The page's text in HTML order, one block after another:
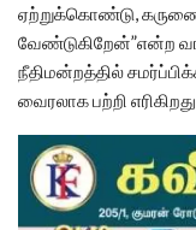
ஏற்றுக்கொண்டு,
வேண்டுகிறேன்”என்ற
நீதிமன்றத்தில்
வைரலாக பற்றி